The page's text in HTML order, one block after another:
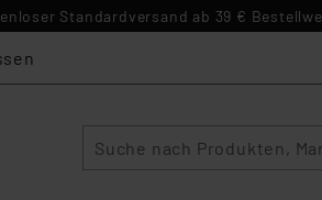
Standardversand ab 39 €